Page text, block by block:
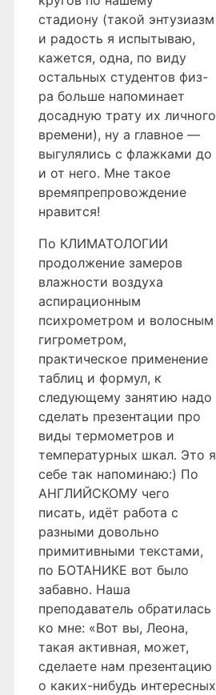
стадиону (такой энтузиазм
и радость я испытываю,
кажется, одна, по виду
остальных студентов физ-
ра больше напоминает
досадную трату их личного
времени), ну а главное —
выгулялись с флажками до
и от него. Мне такое
времяпрепровождение
нравится!
По КЛИМАТОЛОГИИ
продолжение замеров
влажности воздуха
аспирационным
психрометром и волосным
гигрометром,
практическое применение
таблиц и формул, к
следующему занятию надо
сделать презентации про
виды термометров и
температурных шкал. Это я
себе так напоминаю:) По
АНГЛИЙСКОМУ чего
писать, идёт работа с
разными довольно
примитивными текстами,
по БОТАНИКЕ вот было
забавно. Наша
преподаватель обратилась
ко мне: «Вот вы, Леона,
такая активная, может,
сделаете нам презентацию
о каких-нибудь интересных